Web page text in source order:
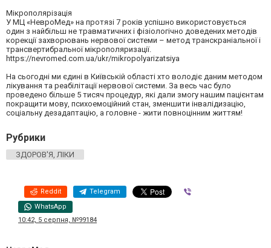
Мікрополярізація
У МЦ «НевроМед» на протязі 7 років успішно використовується
один з найбільш не травматичних і фізіологічно доведених методів
корекції захворювань нервової системи – метод транскраніальної і
трансвертибральної мікрополяризації.
https://nevromed.com.ua/ukr/mikropolyarizatsiya
На сьогодні ми єдині в Київській області хто володіє даним методом
лікування та реабілітації нервової системи. За весь час було
проведено більше 5 тисяч процедур, які дали змогу нашим пацієнтам
покращити мову, психоемоційний стан, зменшити інвалідизацію,
соціальну дезадаптацію, а головне - жити повноцінним життям!
Рубрики
ЗДОРОВ'Я, ЛІКИ
Reddit Telegram
WhatsApp
10:42, 5 серпня, №99184